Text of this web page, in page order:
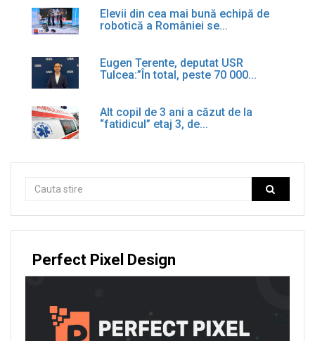
Elevii din cea mai bună echipă de
robotică a României se...
Eugen Terente, deputat USR
Tulcea:”În total, peste 70 000...
Alt copil de 3 ani a căzut de la
“fatidicul” etaj 3, de...
Perfect Pixel Design